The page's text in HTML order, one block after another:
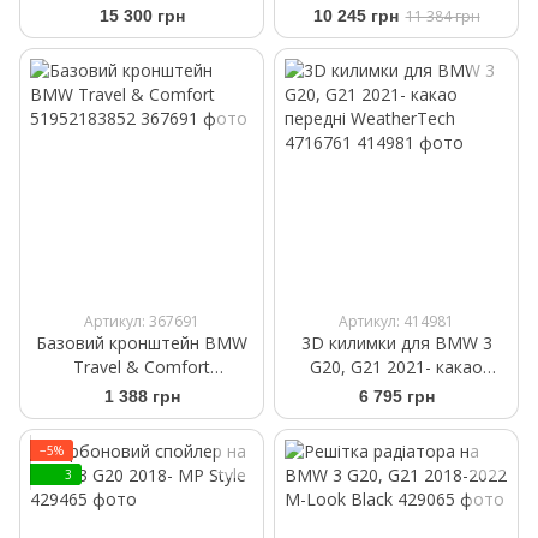
2022
15 300 грн 84102461531
10 245 грн 11 384 грн
Артикул: 367691
Базовий кронштейн BMW
Travel & Comfort
51952183852
1 388 грн
Артикул: 414981
3D килимки для BMW 3
G20, G21 2021- какао
передні WeatherTech
4716761
6 795 грн
−5%
3